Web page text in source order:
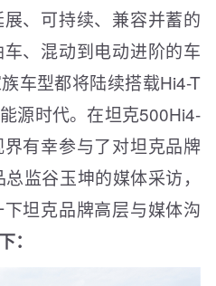
、可持续、兼容并蓄的
、混动到电动进阶的车
车型都将陆续搭载Hi4-T
源时代。在坦克500Hi4-
有幸参与了对坦克品牌
监谷玉坤的媒体采访，
坦克品牌高层与媒体沟
：